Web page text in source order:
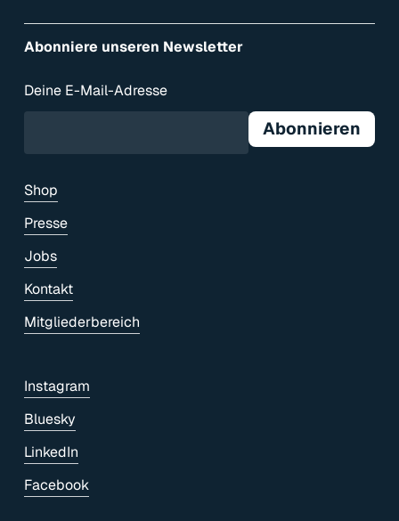
Abonniere unseren Newsletter
Deine E-Mail-Adresse
Shop
Presse
Jobs
Kontakt
Mitgliederbereich
Instagram
Bluesky
LinkedIn
Facebook